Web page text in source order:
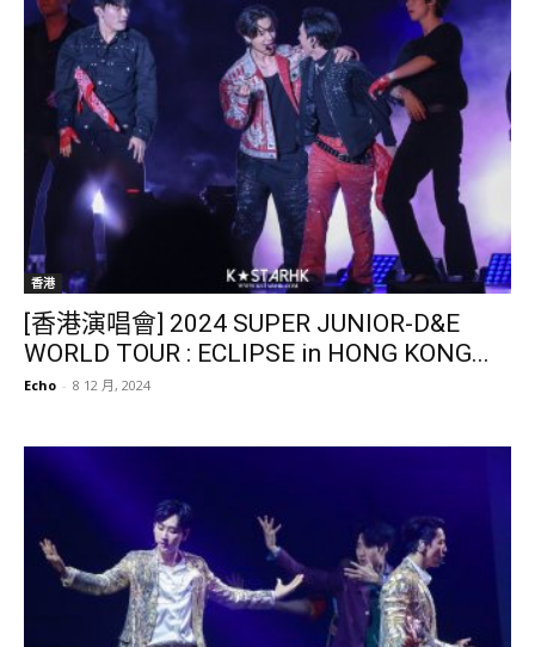
香港
[香港演唱會] 2024 SUPER JUNIOR-D&E
WORLD TOUR : ECLIPSE in HONG KONG...
Echo - 8 12 月, 2024